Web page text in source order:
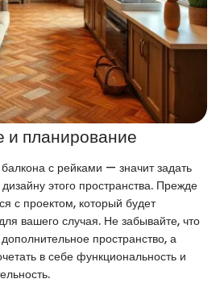
и планирование
с рейками — значит задать
этого пространства. Прежде
с проектом, который будет
вашего случая. Не забывайте, что
пространство, а
в себе функциональность и